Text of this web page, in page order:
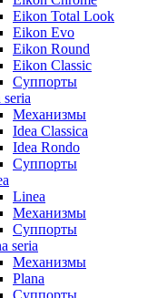
Eikon Total Look
Eikon Evo
Eikon Round
Eikon Classic
Суппорты
seria
Механизмы
Idea Classica
Idea Rondo
Суппорты
Linea
Механизмы
Суппорты
seria
Механизмы
Plana
Суппорты